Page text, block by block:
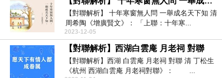
【對聯解析】 十年寒窗無人問 一舉成名天下知 清
周希陶《增廣賢文》： 「上聯：十年寒...
2023-12-05
【對聯解析】西湖白雲庵 月老祠 對聯
【對聯解析】西湖 白雲庵 月老祠 對聯 清 丁松生
《杭州 西湖白雲庵 月老祠對聯》： ...